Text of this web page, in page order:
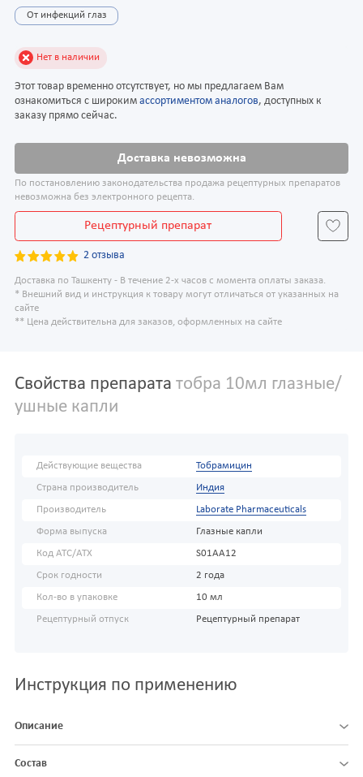
От инфекций глаз
Нет в наличии
Этот товар временно отсутствует, но мы предлагаем Вам
ознакомиться с широким ассортиментом аналогов, доступных к
заказу прямо сейчас.
Доставка невозможна
По постановлению законодательства продажа рецептурных препаратов
невозможна без электронного рецепта.
Рецептурный препарат
2 отзыва
Доставка по Ташкенту - В течение 2-х часов с момента оплаты заказа.
* Внешний вид и инструкция к товару могут отличаться от указанных на
сайте
** Цена действительна для заказов, оформленных на сайте
Свойства препарата тобра 10мл глазные/
ушные капли
Действующие вещества Тобрамицин
Страна производитель Индия
Производитель Laborate Pharmaceuticals
Форма выпуска Глазные капли
Код АТС/ATX S01AA12
Срок годности 2 года
Кол-во в упаковке 10 мл
Рецептурный отпуск Рецептурный препарат
Инструкция по применению
Описание
Состав